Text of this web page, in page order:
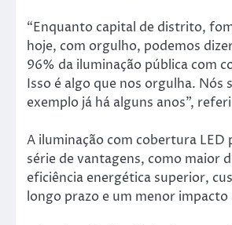
“Enquanto capital de distrito,
hoje, com orgulho, podemos
96% da iluminação pública com
Isso é algo que nos orgulha. Nós
exemplo já há alguns anos”,
A iluminação com cobertura LED
série de vantagens, como maior
eficiência energética superior,
longo prazo e um menor